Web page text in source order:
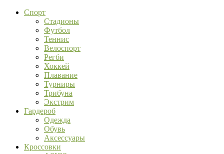
Спорт
Стадионы
Футбол
Теннис
Велоспорт
Регби
Хоккей
Плавание
Турниры
Трибуна
Экстрим
Гардероб
Одежда
Обувь
Аксессуары
Кроссовки